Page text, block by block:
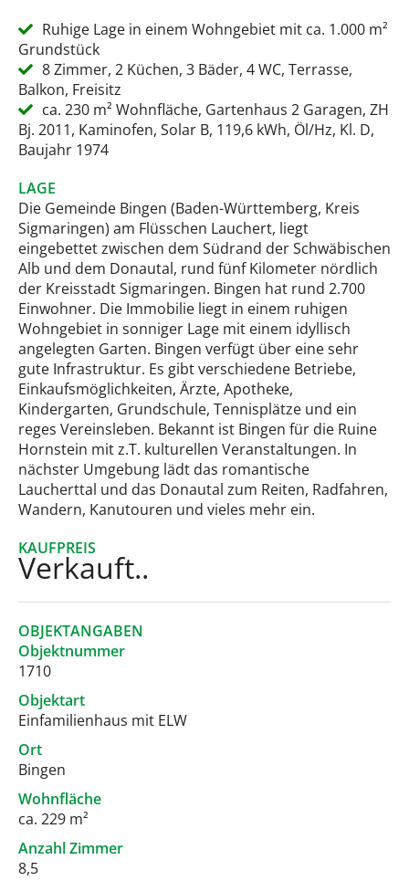
Ruhige Lage in einem Wohngebiet mit ca. 1.000 m²
Grundstück
8 Zimmer, 2 Küchen, 3 Bäder, 4 WC, Terrasse,
Balkon, Freisitz
ca. 230 m² Wohnfläche, Gartenhaus 2 Garagen, ZH
Bj. 2011, Kaminofen, Solar B, 119,6 kWh, Öl/Hz, Kl. D,
Baujahr 1974
LAGE
Die Gemeinde Bingen (Baden-Württemberg, Kreis
Sigmaringen) am Flüsschen Lauchert, liegt
eingebettet zwischen dem Südrand der Schwäbischen
Alb und dem Donautal, rund fünf Kilometer nördlich
der Kreisstadt Sigmaringen. Bingen hat rund 2.700
Einwohner. Die Immobilie liegt in einem ruhigen
Wohngebiet in sonniger Lage mit einem idyllisch
angelegten Garten. Bingen verfügt über eine sehr
gute Infrastruktur. Es gibt verschiedene Betriebe,
Einkaufsmöglichkeiten, Ärzte, Apotheke,
Kindergarten, Grundschule, Tennisplätze und ein
reges Vereinsleben. Bekannt ist Bingen für die Ruine
Hornstein mit z.T. kulturellen Veranstaltungen. In
nächster Umgebung lädt das romantische
Laucherttal und das Donautal zum Reiten, Radfahren,
Wandern, Kanutouren und vieles mehr ein.
KAUFPREIS
Verkauft..
OBJEKTANGABEN
Objektnummer
1710
Objektart
Einfamilienhaus mit ELW
Ort
Bingen
Wohnfläche
ca. 229 m²
Anzahl Zimmer
8,5